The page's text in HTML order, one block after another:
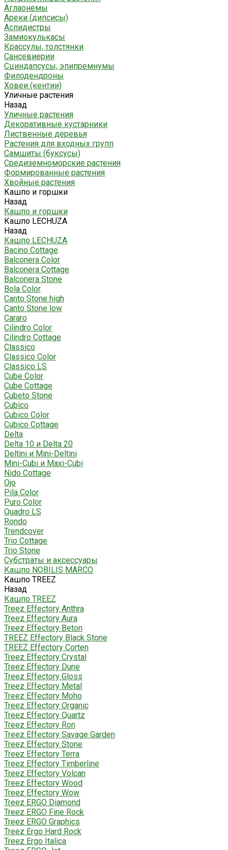
Аглаонемы
Ареки (дипсисы)
Аспидистры
Замиокулькасы
Крассулы, толстянки
Сансевиерии
Сциндапсусы, эпипремнумы
Филодендроны
Ховеи (кентии)
Уличные растения
Назад
Уличные растения
Декоративные кустарники
Лиственные деревья
Растения для входных групп
Самшиты (буксусы)
Средиземноморские растения
Формированные растения
Хвойные растения
Кашпо и горшки
Назад
Кашпо и горшки
Кашпо LECHUZA
Назад
Кашпо LECHUZA
Bacino Cottage
Balconera Color
Balconera Cottage
Balconera Stone
Bola Color
Canto Stone high
Canto Stone low
Cararo
Cilindro Color
Cilindro Cottage
Classico
Classico Color
Classico LS
Cube Color
Cube Cottage
Cubeto Stone
Cubico
Cubico Color
Cubico Cottage
Delta
Delta 10 и Delta 20
Deltini и Mini-Deltini
Mini-Cubi и Maxi-Cubi
Nido Cottage
Ojo
Pila Color
Puro Color
Quadro LS
Rondo
Trendcover
Trio Cottage
Trio Stone
Субстраты и аксессуары
Кашпо NOBILIS MARCO
Кашпо TREEZ
Назад
Кашпо TREEZ
Treez Effectory Anthra
Treez Effectory Aura
Treez Effectory Beton
TREEZ Effectory Black Stone
TREEZ Effectory Corten
Treez Effectory Crystal
Treez Effectory Dune
Treez Effectory Gloss
Treez Effectory Metal
Treez Effectory Moho
Treez Effectory Organic
Treez Effectory Quartz
Treez Effectory Ron
Treez Effectory Savage Garden
Treez Effectory Stone
Treez Effectory Terra
Treez Effectory Timberline
Treez Effectory Volcan
Treez Effectory Wood
Treez Effectory Wow
Treez ERGO Diamond
Treez ERGO Fine Rock
Treez ERGO Graphics
Treez Ergo Hard Rock
Treez Ergo Italica